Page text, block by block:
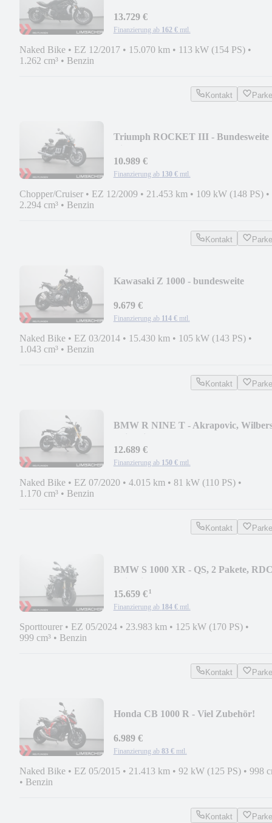
13.729 €
Finanzierung ab 162 € mtl.
Naked Bike • EZ 12/2017 • 15.070 km • 113 kW (154 PS) •
1.262 cm³ • Benzin
Kontakt
Triumph ROCKET III - Bundesweite
10.989 €
Finanzierung ab 130 € mtl.
Chopper/Cruiser • EZ 12/2009 • 21.453 km • 109 kW (148 PS) •
2.294 cm³ • Benzin
Kontakt
Kawasaki Z 1000 - bundesweite
9.679 €
Finanzierung ab 114 € mtl.
Naked Bike • EZ 03/2014 • 15.430 km • 105 kW (143 PS) •
1.043 cm³ • Benzin
Kontakt
BMW R NINE T - Akrapovic,
12.689 €
Finanzierung ab 150 € mtl.
Naked Bike • EZ 07/2020 • 4.015 km • 81 kW (110 PS) •
1.170 cm³ • Benzin
Kontakt
BMW S 1000 XR - QS, 2 Pakete,
15.659 €¹
Finanzierung ab 184 € mtl.
Sporttourer • EZ 05/2024 • 23.983 km • 125 kW (170 PS) •
999 cm³ • Benzin
Kontakt
Honda CB 1000 R - Viel Zubehör!
6.989 €
Finanzierung ab 83 € mtl.
Naked Bike • EZ 05/2015 • 21.413 km • 92 kW (125 PS) • 998
• Benzin
Kontakt